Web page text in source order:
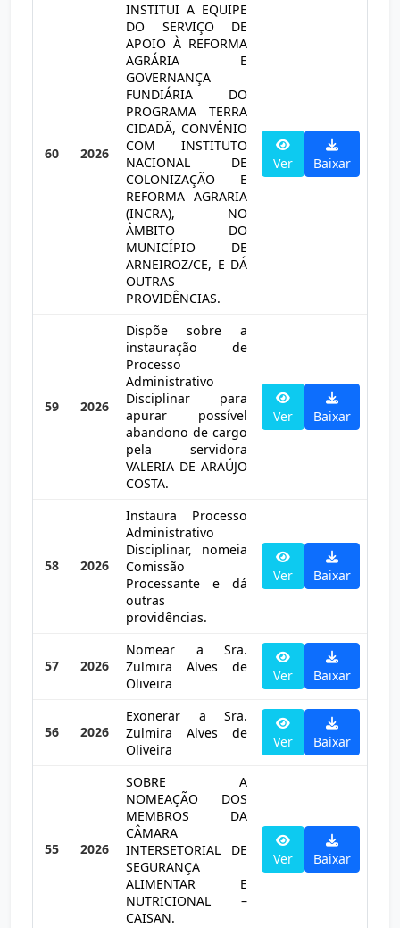
60 2026
INSTITUI A EQUIPE
DO SERVIÇO DE
APOIO À REFORMA
AGRÁRIA E
GOVERNANÇA
FUNDIÁRIA DO
PROGRAMA TERRA
CIDADÃ, CONVÊNIO
COM INSTITUTO
NACIONAL DE
COLONIZAÇÃO E
REFORMA AGRARIA
(INCRA), NO
ÂMBITO DO
MUNICÍPIO DE
ARNEIROZ/CE, E DÁ
OUTRAS
PROVIDÊNCIAS.
Ver Baixar
59 2026
Dispõe sobre a
instauração de
Processo
Administrativo
Disciplinar para
apurar possível
abandono de cargo
pela servidora
VALERIA DE ARAÚJO
COSTA.
Ver Baixar
58 2026
Instaura Processo
Administrativo
Disciplinar, nomeia
Comissão
Processante e dá
outras
providências.
Ver Baixar
57 2026
Nomear a Sra.
Zulmira Alves de
Oliveira
Ver Baixar
56 2026
Exonerar a Sra.
Zulmira Alves de
Oliveira
Ver Baixar
55 2026
SOBRE A
NOMEAÇÃO DOS
MEMBROS DA
CÂMARA
INTERSETORIAL DE
SEGURANÇA
ALIMENTAR E
NUTRICIONAL –
CAISAN.
Ver Baixar